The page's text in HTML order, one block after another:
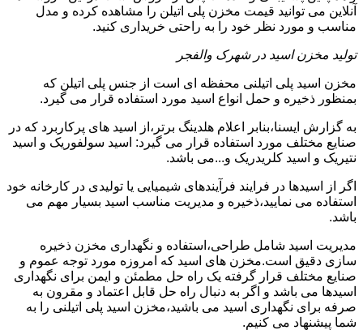
آنلاین می توانید قیمت مخزن پلی اتیلن را مشاهده کرده و مدل
مناسب و مورد نظر خود را به راحتی خریداری کنید.
تولید مخزن اسید در شهرک والفجر
مخزن اسید پلی اتیلنی محفظه ای است از جنس پلی اتیلن که
بمنظور ذخیره و حمل انواع اسید مورد استفاده قرار می گیرد.
به گزارش ایسنا،بنابر اعلام هلدینگ برتر،از اسید های پرکاربرد که در
صنایع مختلف مورد استفاده قرار می گیرد: اسید سولفوریک و اسید
نتیریک و اسید کلریدریک و...می باشد.
اگر از اسیدها در فرایند فرآیندهای شیمیایی یا تولیدی در کارخانه خود
استفاده می نمایید،ذخیره و مدیریت مناسب اسید بسیار مهم می
باشد.
مدیریت اسید شامل طراحی،استفاده و نگهداری مخزن ذخیره
سازی دقیق است.مخزن های اسید که امروزه مورد توجه عموم و
صنایع مختلف قرار گرفته یک راه حل مطمئن و ایمن برای نگهداری
اسیدها می باشد و اگر به دنبال راه حل قابل اعتماد و مقرون به
صرفه برای نگهداری اسید می باشید،مخزن اسید پلی اتیلنی را به
شما پیشنهاد می کنیم.